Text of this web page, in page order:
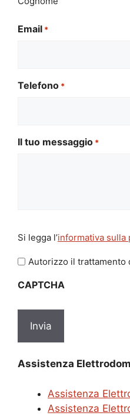
Email *
Telefono *
Il tuo messaggio *
legga
l'informativa
privacy
Si legga l’informativa sulla
Autorizzo il trattamento
CAPTCHA
Assistenza
Assistenza
Assistenza